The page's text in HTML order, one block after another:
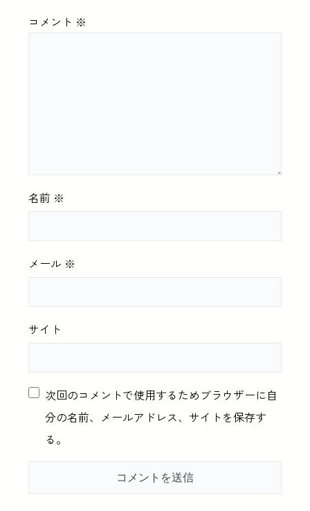
コメント ※
名前 ※
メール ※
サイト
次回のコメントで使用するためブラウザーに自
分の名前、メールアドレス、サイトを保存す
る。